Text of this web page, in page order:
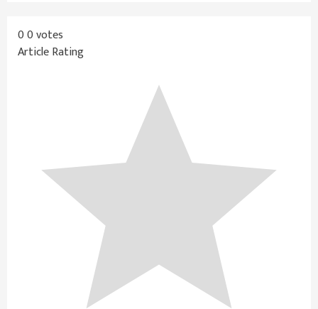
00votes
Article Rating